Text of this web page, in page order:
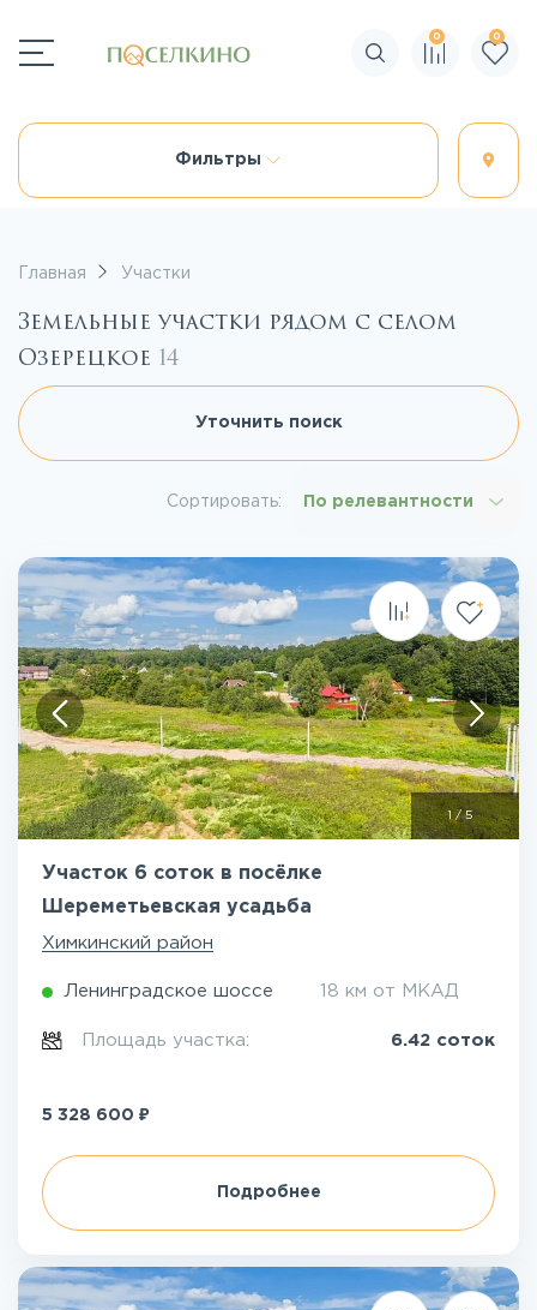
Поиск по сайту
0 0
Фильтры
Главная Участки
Земельные участки рядом с селом
Озерецкое 14
Уточнить поиск
Сортировать: По релевантности
/5
Участок 6 соток в посёлке
Шереметьевская усадьба
Химкинский район
Ленинградское шоссе 18 км от МКАД
Площадь участка: 6.42 соток
5 328 600 ₽
Подробнее